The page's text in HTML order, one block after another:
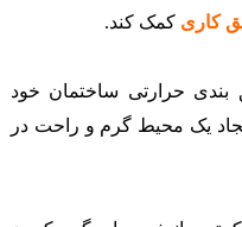
کاری کمک کند.
بندی حرارتی ساختمان خود
یک محیط گرم و راحت در